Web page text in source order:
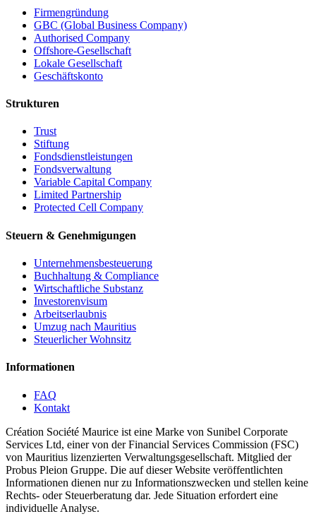
Firmengründung
GBC (Global Business Company)
Authorised Company
Offshore-Gesellschaft
Lokale Gesellschaft
Geschäftskonto
Strukturen
Trust
Stiftung
Fondsdienstleistungen
Fondsverwaltung
Variable Capital Company
Limited Partnership
Protected Cell Company
Steuern & Genehmigungen
Unternehmensbesteuerung
Buchhaltung & Compliance
Wirtschaftliche Substanz
Investorenvisum
Arbeitserlaubnis
Umzug nach Mauritius
Steuerlicher Wohnsitz
Informationen
FAQ
Kontakt
Création Société Maurice ist eine Marke von Sunibel Corporate
Services Ltd, einer von der Financial Services Commission (FSC)
von Mauritius lizenzierten Verwaltungsgesellschaft. Mitglied der
Probus Pleion Gruppe. Die auf dieser Website veröffentlichten
Informationen dienen nur zu Informationszwecken und stellen keine
Rechts- oder Steuerberatung dar. Jede Situation erfordert eine
individuelle Analyse.